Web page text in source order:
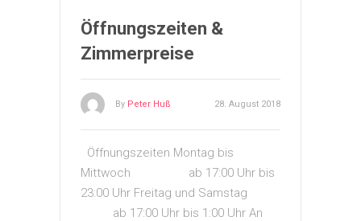
Öffnungszeiten &
Zimmerpreise
By Peter Huß 28. August 2018
Öffnungszeiten Montag bis
Mittwoch ab 17:00 Uhr bis
23:00 Uhr Freitag und Samstag
ab 17:00 Uhr bis 1:00 Uhr An